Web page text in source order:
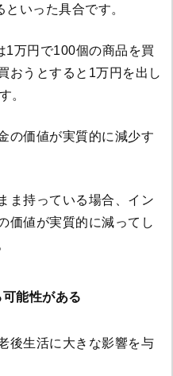
いった具合です。
1万円で100個の商品を買
おうとすると1万円を出し
。
の価値が実質的に減少す
ま持っている場合、イン
価値が実質的に減ってし
能性がある
後生活に大きな影響を与